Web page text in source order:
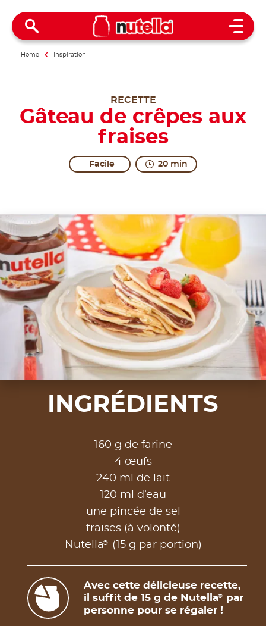
Open
Home Inspiration
RECETTE
Gâteau de crêpes aux
fraises
Facile 20 min
INGRÉDIENTS
160 g de farine
4 œufs
240 ml de lait
120 ml d’eau
une pincée de sel
fraises (à volonté)
Nutella® (15 g par portion)
Avec cette délicieuse recette,
il suffit de 15 g de Nutella®
par
personne pour se régaler !